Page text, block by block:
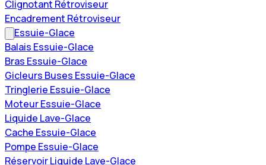
Clignotant Rétroviseur
Encadrement Rétroviseur
Essuie-Glace
Balais Essuie-Glace
Bras Essuie-Glace
Gicleurs Buses Essuie-Glace
Tringlerie Essuie-Glace
Moteur Essuie-Glace
Liquide Lave-Glace
Cache Essuie-Glace
Pompe Essuie-Glace
Réservoir Liquide Lave-Glace